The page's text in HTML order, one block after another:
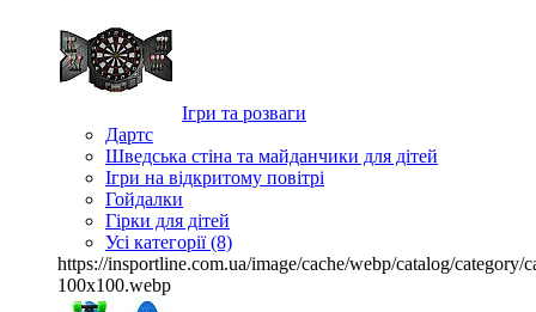
Ігри та розваги
Дартс
Шведська стіна та майданчики для дітей
Ігри на відкритому повітрі
Гойдалки
Гірки для дітей
Усі категорії (8)
https://insportline.com.ua/image/cache/webp/catalog/category/
100x100.webp